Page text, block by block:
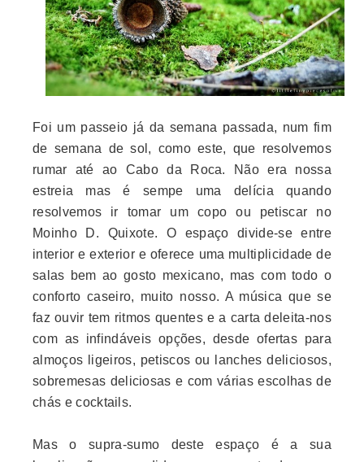
Foi um passeio já da semana passada, num fim
de semana de sol, como este, que resolvemos
rumar até ao Cabo da Roca. Não era nossa
estreia mas é sempe uma delícia quando
resolvemos ir tomar um copo ou petiscar no
Moinho D. Quixote. O espaço divide-se entre
interior e exterior e oferece uma multiplicidade de
salas bem ao gosto mexicano, mas com todo o
conforto caseiro, muito nosso. A música que se
faz ouvir tem ritmos quentes e a carta deleita-nos
com as infindáveis opções, desde ofertas para
almoços ligeiros, petiscos ou lanches deliciosos,
sobremesas deliciosas e com várias escolhas de
chás e cocktails.
Mas o supra-sumo deste espaço é a sua